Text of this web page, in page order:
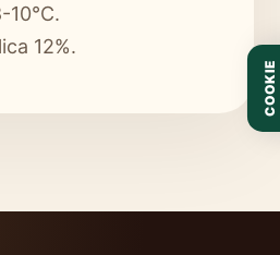
12%.
COOKIE